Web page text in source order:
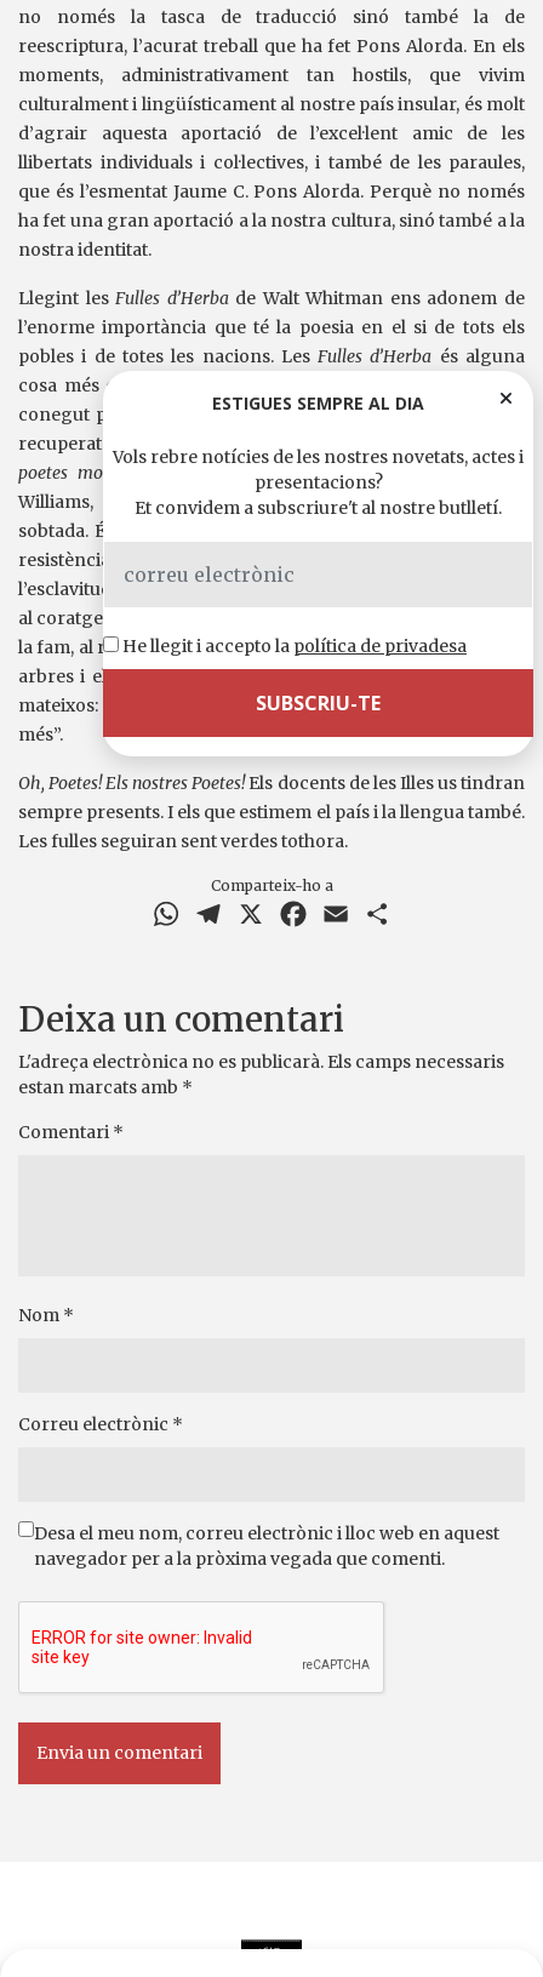
no només la tasca de traducció sinó també la de
reescriptura, l’acurat treball que ha fet Pons Alorda. En els
moments, administrativament tan hostils, que vivim
culturalment i lingüísticament al nostre país insular, és molt
d’agrair aquesta aportació de l’excel·lent amic de les
llibertats individuals i col·lectives, i també de les paraules,
que és l’esmentat Jaume C. Pons Alorda. Perquè no només
ha fet una gran aportació a la nostra cultura, sinó també a la
nostra identitat.
Llegint lesFulles d’Herbade Walt Whitman ens adonem de
l’enorme importància que té la poesia en el si de tots els
pobles i de totes les nacions. LesFulles d’Herba és alguna
cosa més que aquell impressionant i commovedor poema
conegut per tots que és Oh, Capità! El meu Capità!
recuperat aquests dies passats tot recordant E
poetes morts
, tan magníficament interpretada per Robin
Williams, desaparegut fa poc de manera deplorable i
sobtada. És, així mateix, el gran llibre que ens convida a la
resistència: “Un cop l’obediència és inqüestionable, un cop
l’esclavitud és total”. O quan fa aquelles emotives apel·lacions
al coratge i a la lluita: “Enfrontar-se a la nit, a les tempestes, a
la fam, al ridícul, als accidents, als rebuigs, tal com ho fan els
arbres i els animals”. O el bell cant dels que són fidels a si
mateixos: “Tots canten el que els pertany a ells i a ningú
més”.
Oh, Poetes! Els nostres Poetes!Els docents de les Illes us tindran
sempre presents. I els que estimem el país i la llengua també.
Les fulles seguiran sent verdes tothora.
Comparteix-ho a
WhatsAppTelegram Facebook
Email
Deixa un comentari
L'adreça electrònica no es publicarà. Els camps necessaris
estan marcats amb *
Comentari *
Nom *
Correu electrònic *
Desa el meu nom, correu electrònic i lloc web en aquest
navegador per a la pròxima vegada que comenti.
ESTIGUES SEMPRE AL DIA
Vols rebre notícies de les nostres novetats, actes i
presentacions?
Et convidem a subscriure't al nostre butlletí.
He llegit i accepto la política de privadesa